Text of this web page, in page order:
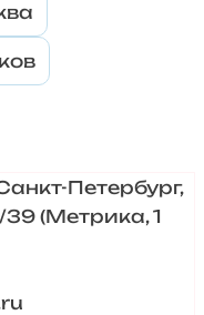
Петербург,
(Метрика, 1